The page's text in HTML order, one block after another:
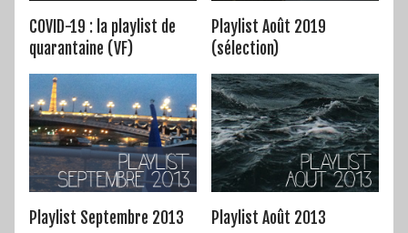
COVID-19 : la playlist de
quarantaine (VF)
Playlist Août 2019
(sélection)
Playlist Septembre 2013 Playlist Août 2013